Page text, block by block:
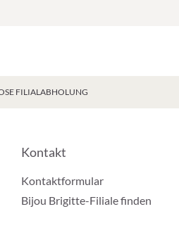
FILIALABHOLUNG
Kontakt
Kontaktformular
Bijou Brigitte-Filiale finden